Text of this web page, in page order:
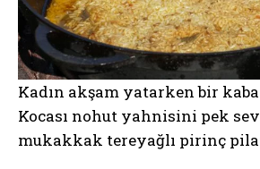
Kadın akşam yatarken bir kaba
Kocası nohut yahnisini pek
mukakkak tereyağlı pirinç